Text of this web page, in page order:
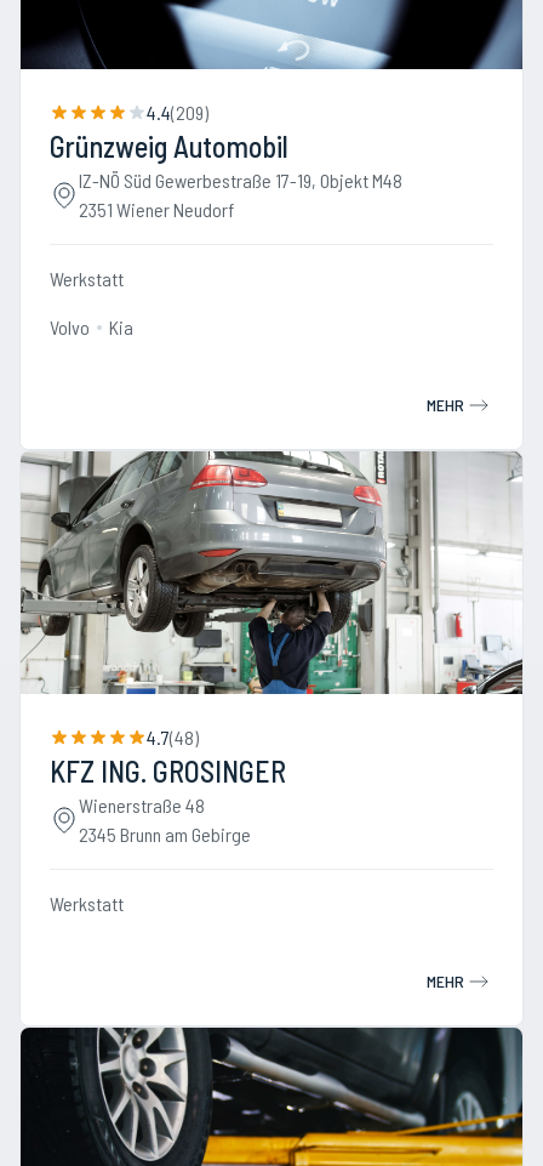
4.4(209)
Grünzweig Automobil
IZ-NÖ Süd Gewerbestraße 17-19, Objekt M48
2351 Wiener Neudorf
Werkstatt
Volvo Kia
MEHR
4.7(48)
KFZ ING. GROSINGER
Wienerstraße 48
2345 Brunn am Gebirge
Werkstatt
MEHR